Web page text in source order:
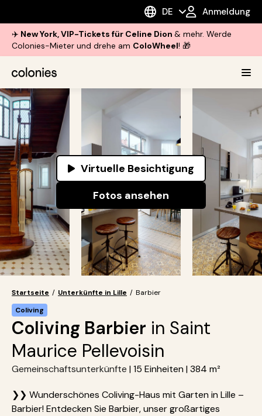
DE Anmeldung
✈️ New York, VIP-Tickets für Celine Dion & mehr. Werde
Colonies-Mieter und drehe am ColoWheel! 🎁
Virtuelle Besichtigung
Fotos ansehen
Startseite / Unterkünfte in Lille / Barbier
Coliving
Coliving Barbier in Saint
Maurice Pellevoisin
Gemeinschaftsunterkünfte | 15 Einheiten | 384 m²
❯❯ Wunderschönes Coliving-Haus mit Garten in Lille –
Barbier! Entdecken Sie Barbier, unser großartiges